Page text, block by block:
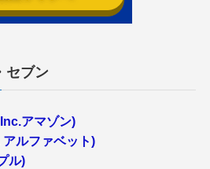
セブン
アマゾン)
ルファベット)
ル)